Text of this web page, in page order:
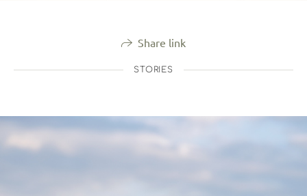
Share link
STORIES